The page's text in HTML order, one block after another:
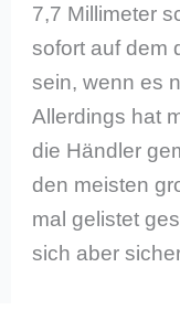
7,7 Millimeter
sofort auf dem
sein, wenn es
Allerdings hat
die Händler
den meisten
mal gelistet
sich aber